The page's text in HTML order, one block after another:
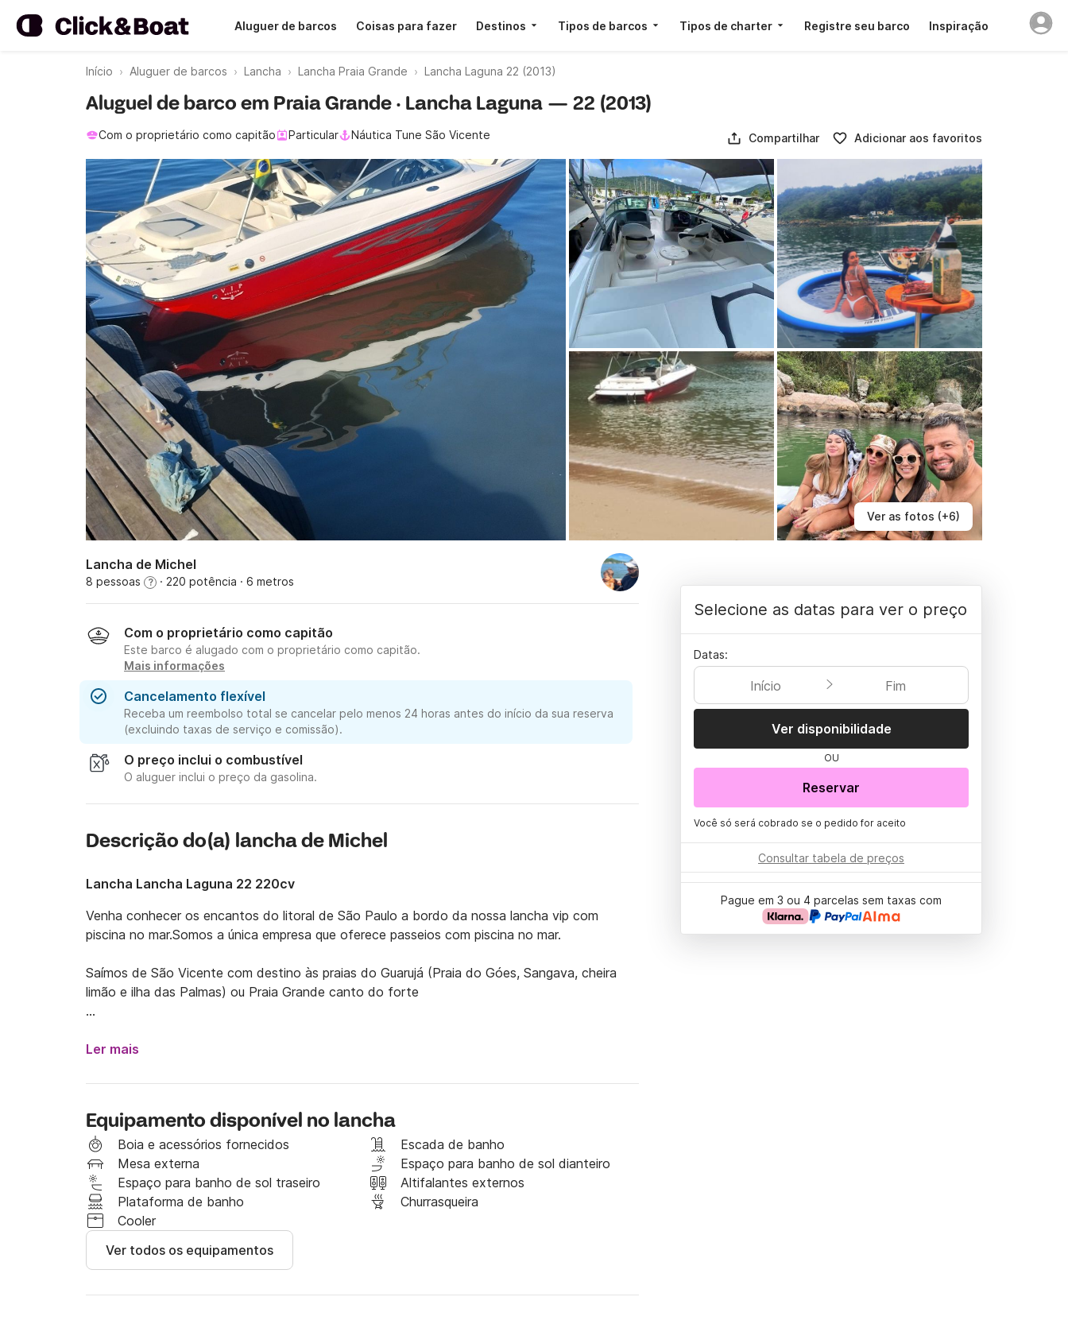
Aluguer de barcos Coisas para fazer Destinos Tipos de barcos Tipos de charter Registre seu barco Inspiração
Início Aluguer de barcos Lancha Lancha Praia Grande Lancha Laguna 22 (2013)
Ver as fotos (+6)
Aluguel de barco em Praia Grande · Lancha Laguna — 22 (2013)
Com o proprietário como capitão Particular Náutica Tune São Vicente Compartilhar Adicionar aos favoritos
Lancha de Michel
8 pessoas ? · 220 potência · 6 metros
Com o proprietário como capitão
Este barco é alugado com o proprietário como capitão.
Mais informações
Cancelamento flexível
Receba um reembolso total se cancelar pelo menos 24 horas antes do início da sua reserva
(excluindo taxas de serviço e comissão).
O preço inclui o combustível
O aluguer inclui o preço da gasolina.
Descrição do(a) lancha de Michel
Lancha Lancha Laguna 22 220cv
Venha conhecer os encantos do litoral de São Paulo a bordo da nossa lancha vip com
piscina no mar.Somos a única empresa que oferece passeios com piscina no mar.
Saímos de São Vicente com destino às praias do Guarujá (Praia do Góes, Sangava, cheira
limão e ilha das Palmas) ou Praia Grande canto do forte
flutuante e a Piscina no Mar
Ler mais
Equipamento disponível no lancha
Boia e acessórios fornecidos
Escada de banho
Mesa externa
Espaço para banho de sol dianteiro
Espaço para banho de sol traseiro
Altifalantes externos
Plataforma de banho
Churrasqueira
Cooler
Ver todos os equipamentos
Selecione as datas para ver o preço
Datas:
Início Fim
Ver disponibilidade
OU
Reservar
Você só será cobrado se o pedido for aceito
Consultar tabela de preços
Pague em 3 ou 4 parcelas sem taxas com